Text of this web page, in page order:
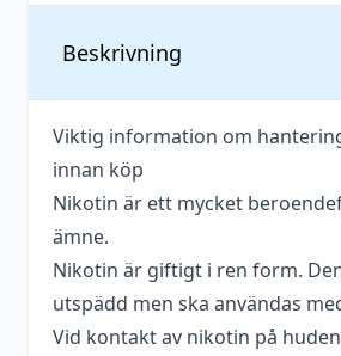
Beskrivning
Viktig information om
innan köp
Nikotin är ett mycket
ämne.
Nikotin är giftigt i ren form.
utspädd men ska användas
Vid kontakt av nikotin på
Antal
Antal ml
10 ml
Blandning
50VG / 50PG
Tillverkare
Puff Dragon